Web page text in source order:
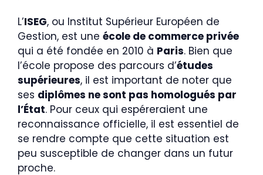
L’ISEG, ou Institut Supérieur Européen de
Gestion, est une école de commerce privée
qui a été fondée en 2010 à Paris. Bien que
l’école propose des parcours d’études
supérieures, il est important de noter que
ses diplômes ne sont pas homologués par
l’État. Pour ceux qui espéreraient une
reconnaissance officielle, il est essentiel de
se rendre compte que cette situation est
peu susceptible de changer dans un futur
proche.